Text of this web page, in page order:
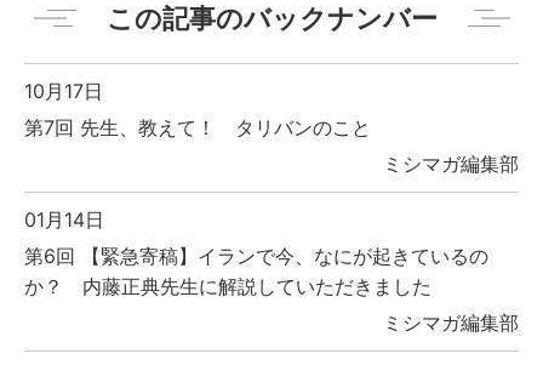
この記事のバックナンバー
10月17日
第7回 先生、教えて！ タリバンのこと
ミシマガ編集部
01月14日
第6回 【緊急寄稿】イランで今、なにが起きているの
か？ 内藤正典先生に解説していただきました
ミシマガ編集部